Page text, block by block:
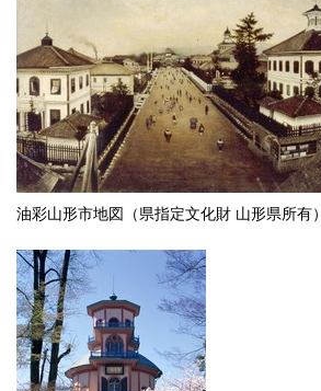
油彩山形市地図（県指定文化財 山形県所有）